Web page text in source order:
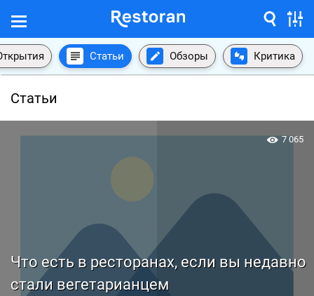
Статьи Обзоры Критика
Статьи
Что есть в ресторанах, если вы недавно
стали вегетарианцем
7 065